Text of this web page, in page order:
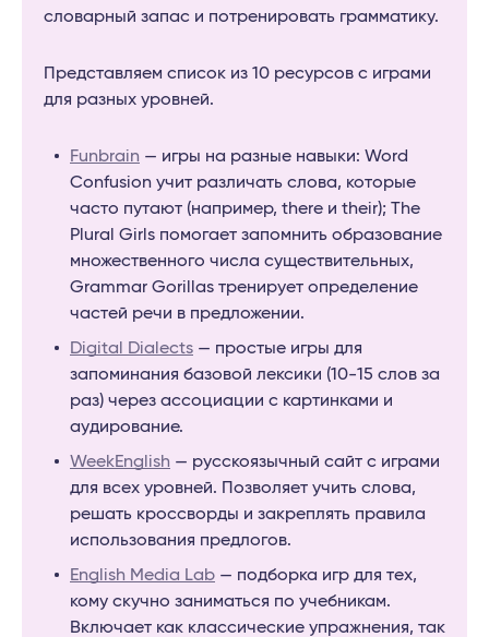
словарный запас и потренировать грамматику.
Представляем список из 10 ресурсов с играми
для разных уровней.
Funbrain — игры на разные навыки: Word
Confusion учит различать слова, которые
часто путают (например, there и their); The
Plural Girls помогает запомнить образование
множественного числа существительных,
Grammar Gorillas тренирует определение
частей речи в предложении.
Digital Dialects — простые игры для
запоминания базовой лексики (10-15 слов за
раз) через ассоциации с картинками и
аудирование.
WeekEnglish — русскоязычный сайт с играми
для всех уровней. Позволяет учить слова,
решать кроссворды и закреплять правила
использования предлогов.
English Media Lab — подборка игр для тех,
кому скучно заниматься по учебникам.
Включает как классические упражнения, так